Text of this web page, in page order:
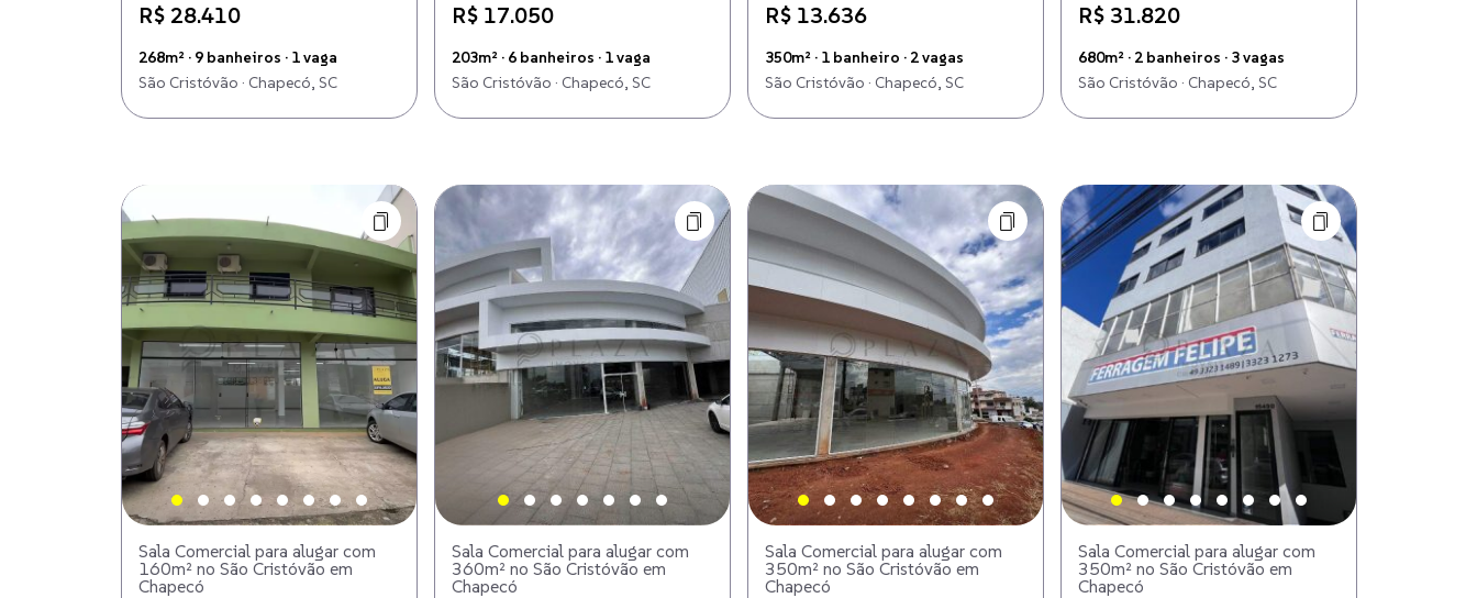
R$ 28.410
268m² · 9 banheiros · 1 vaga
São Cristóvão · Chapecó, SC
R$ 17.050
203m² · 6 banheiros · 1 vaga
São Cristóvão · Chapecó, SC
R$ 13.636
350m² · 1 banheiro · 2 vagas
São Cristóvão · Chapecó, SC
R$ 31.820
680m² · 2 banheiros · 3 vagas
São Cristóvão · Chapecó, SC
Sala Comercial para alugar com
160m² no São Cristóvão em
Chapecó
Sala Comercial para alugar com
360m² no São Cristóvão em
Chapecó
Sala Comercial para alugar com
350m² no São Cristóvão em
Chapecó
Sala Comercial para alugar com
350m² no São Cristóvão em
Chapecó